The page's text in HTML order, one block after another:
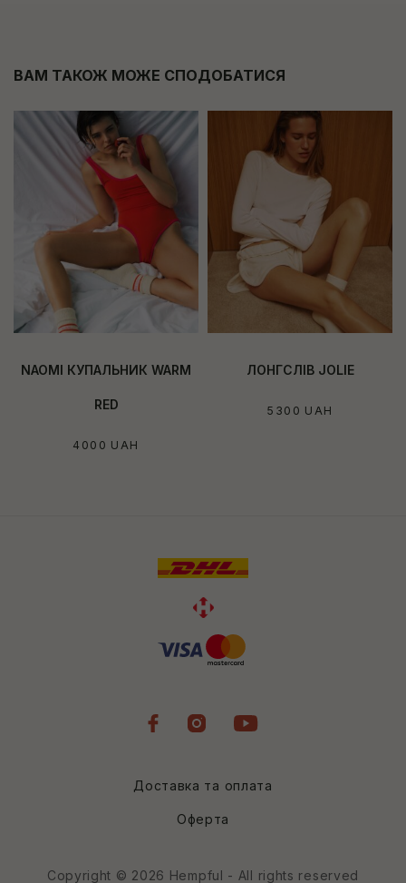
ВАМ ТАКОЖ МОЖЕ СПОДОБАТИСЯ
NAOMI КУПАЛЬНИК WARM
RED
4000 UAH
ЛОНГСЛІВ JOLIE
5300 UAH
Copyright © 2026 Hempful - All rights reserved
Доставка та оплата
Оферта